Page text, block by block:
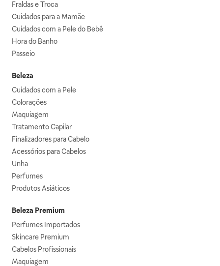
Fraldas e Troca
Cuidados para a Mamãe
Cuidados com a Pele do Bebê
Hora do Banho
Passeio
Beleza
Cuidados com a Pele
Colorações
Maquiagem
Tratamento Capilar
Finalizadores para Cabelo
Acessórios para Cabelos
Unha
Perfumes
Produtos Asiáticos
Beleza Premium
Perfumes Importados
Skincare Premium
Cabelos Profissionais
Maquiagem